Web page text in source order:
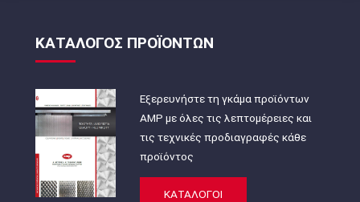
ΚΑΤΑΛΟΓΟΣ ΠΡΟΪΟΝΤΩΝ
Εξερευνήστε τη γκάμα προϊόντων
AMP με όλες τις λεπτομέρειες και
τις τεχνικές προδιαγραφές κάθε
προϊόντος
ΚΑΤΑΛΟΓΟΙ